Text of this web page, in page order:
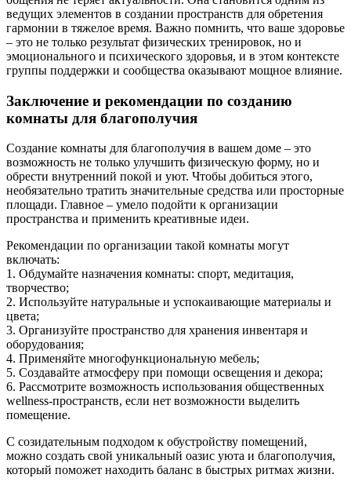
ведущих элементов в создании пространств для обретения
гармонии в тяжелое время. Важно помнить, что ваше здоровье
– это не только результат физических тренировок, но и
эмоционального и психического здоровья, и в этом контексте
группы поддержки и сообщества оказывают мощное влияние.
Заключение и рекомендации по созданию
комнаты для благополучия
Создание комнаты для благополучия в вашем доме – это
возможность не только улучшить физическую форму, но и
обрести внутренний покой и уют. Чтобы добиться этого,
необязательно тратить значительные средства или просторные
площади. Главное – умело подойти к организации
пространства и применить креативные идеи.
Рекомендации по организации такой комнаты могут
включать:
1. Обдумайте назначения комнаты: спорт, медитация,
творчество;
2. Используйте натуральные и успокаивающие материалы и
цвета;
3. Организуйте пространство для хранения инвентаря и
оборудования;
4. Применяйте многофункциональную мебель;
5. Создавайте атмосферу при помощи освещения и декора;
6. Рассмотрите возможность использования общественных
wellness-пространств, если нет возможности выделить
помещение.
С созидательным подходом к обустройству помещений,
можно создать свой уникальный оазис уюта и благополучия,
который поможет находить баланс в быстрых ритмах жизни.